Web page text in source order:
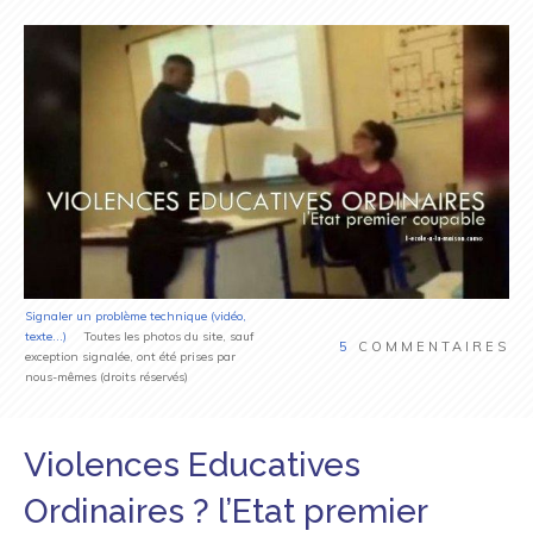
Signaler un problème technique (vidéo,
texte...)
Toutes les photos du site, sauf
exception signalée, ont été prises par
nous-mêmes (droits réservés)
5 COMMENTAIRES
Violences Educatives
Ordinaires ? l’Etat premier